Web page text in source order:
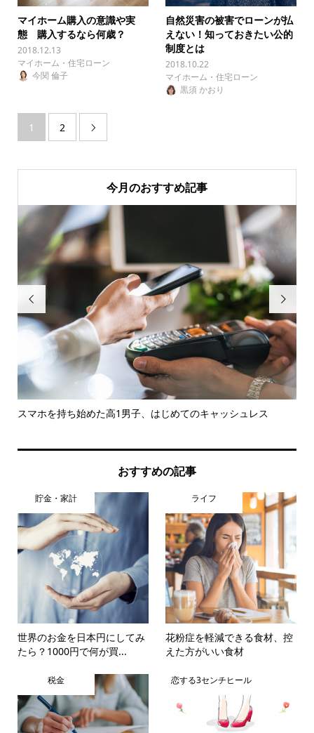
マイホーム購入の意識や実
態 購入するなら何歳？
2018.12.13
マイホーム・住宅ローン
今関 倫子
自然災害の被害でローンが払
えない！知っておきたい公的
制度とは
2018.10.22
マイホーム・住宅ローン
黒須 かおり
1 2 
今月のおすすめ記事

スマホを持ち始めた高1男子、はじめてのキャッシュレス

おすすめの記事
貯金・家計
世界のお金を日本円にしてみ
たら？1000円で何が買...
ライフ
花粉症を軽減できる食材、控
えた方がいい食材
税金 恋する3センチヒール